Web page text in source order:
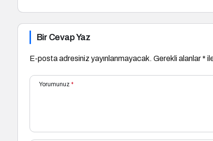
Bir Cevap Yaz
E-posta adresiniz yayınlanmayacak. Gerekli alanlar*
Yorumunuz *